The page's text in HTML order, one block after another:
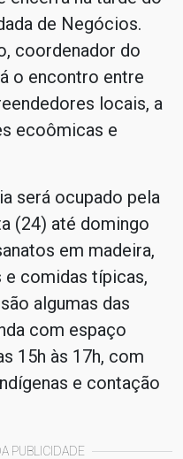
de Negócios.
coordenador do
o encontro entre
locais, a
ecoômicas e
será ocupado pela
(24) até domingo
em madeira,
e comidas típicas,
algumas das
com espaço
15h às 17h, com
e contação
PUBLICIDADE